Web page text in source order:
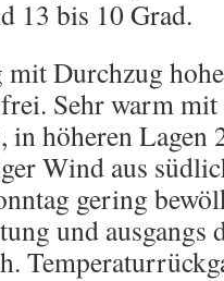
13 bis 10 Grad.
mit Durchzug
Sehr warm mit
in höheren Lagen
Wind aus
gering
und ausgangs